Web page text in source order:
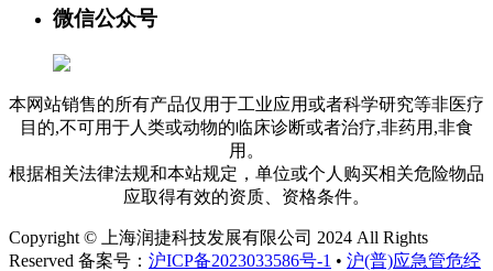
微信公众号
本网站销售的所有产品仅用于工业应用或者科学研究等非医疗
目的,不可用于人类或动物的临床诊断或者治疗,非药用,非食
用。
根据相关法律法规和本站规定，单位或个人购买相关危险物品
应取得有效的资质、资格条件。
Copyright © 上海润捷科技发展有限公司 2024 All Rights
Reserved 备案号： 沪ICP备2023033586号-1 • 沪(普)应急管危经